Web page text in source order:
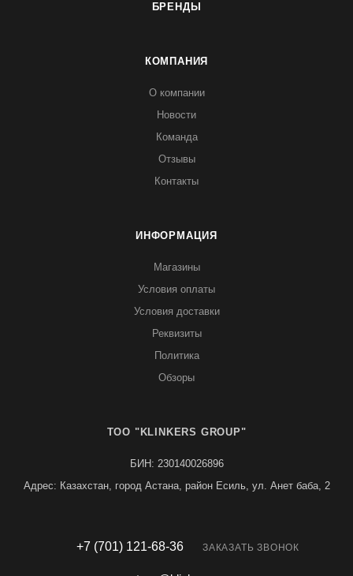
БРЕНДЫ
КОМПАНИЯ
О компании
Новости
Команда
Отзывы
Контакты
ИНФОРМАЦИЯ
Магазины
Условия оплаты
Условия доставки
Реквизиты
Политика
Обзоры
TOO "KLINKERS GROUP"
БИН: 230140026896
Адрес: Казахстан, город Астана, район Есиль, ул. Анет баба, 2
+7 (701) 121-68-36 ЗАКАЗАТЬ ЗВОНОК